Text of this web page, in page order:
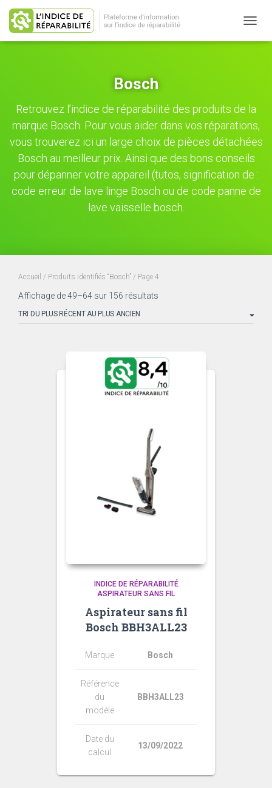
Bosch
Retrouvez l’indice de réparabilité des produits de la
marque Bosch. Pour vous aider dans vos réparations,
vous trouverez ici un large choix de pièces détachées
Bosch au meilleur prix. Ainsi que des bons conseils
pour dépanner votre appareil (tutos, signification de :
code erreur de lave linge Bosch ou de code panne de
lave vaisselle bosch
Accueil / Produits identifiés “Bosch” / Page 4
Affichage de 49–64 sur 156 résultats
plus
plus
ancien
INDICE DE RÉPARABILITÉ
ASPIRATEUR SANS FIL
Aspirateur sans fil
Bosch BBH3ALL23
Marque Bosch
Référence
du
modèle
BBH3ALL23
Date du
calcul
13/09/2022